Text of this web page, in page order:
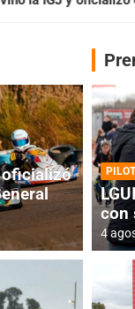
oficializó
con
4